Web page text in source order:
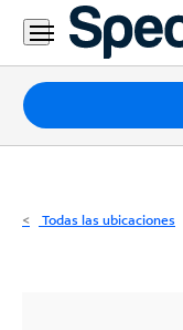
Residencial
Business
Paquetes
Internet
Todas las ubicaciones